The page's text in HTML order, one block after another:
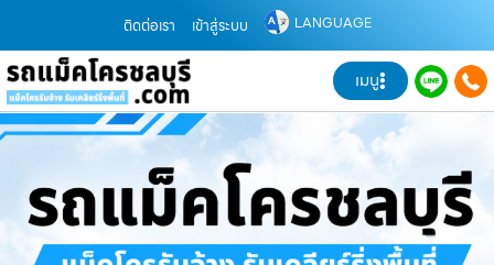
ติดต่อเรา เข้าสู่ระบบ LANGUAGE
เมนู